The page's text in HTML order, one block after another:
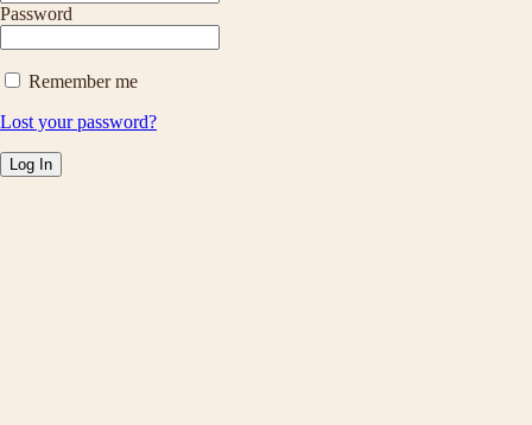
Password
Remember me
Lost your password?